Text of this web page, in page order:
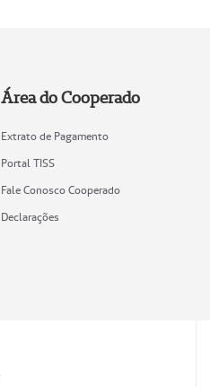
Área do Cooperado
Extrato de Pagamento
Portal TISS
Fale Conosco Cooperado
Declarações